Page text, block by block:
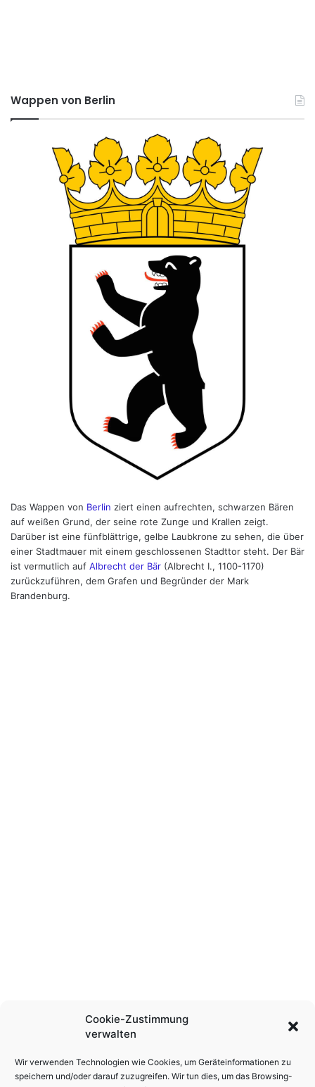
Cookie-Zustimmung
verwalten
Wir verwenden Technologien wie Cookies, um Geräteinformationen zu
speichern und/oder darauf zuzugreifen. Wir tun dies, um das Browsing-
Wappen von Berlin
Das Wappen von Berlin ziert einen aufrechten, schwarzen Bären
auf weißen Grund, der seine rote Zunge und Krallen zeigt.
Darüber ist eine fünfblättrige, gelbe Laubkrone zu sehen, die über
einer Stadtmauer mit einem geschlossenen Stadttor steht. Der Bär
ist vermutlich auf Albrecht der Bär (Albrecht I., 1100-1170)
zurückzuführen, dem Grafen und Begründer der Mark
Brandenburg.